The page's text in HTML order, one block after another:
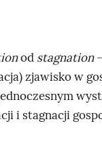
od stagnation
zjawisko w
i stagnacji